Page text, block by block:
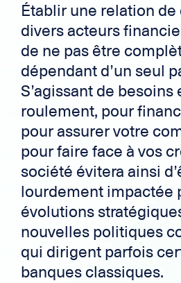
Établir une relation
divers acteurs
de ne pas être
dépendant d’un seul
S’agissant de besoins
roulement, pour
pour assurer votre
pour faire face à vos
société évitera ainsi
lourdement impactée
évolutions
nouvelles politiques
qui dirigent parfois
banques classiques.